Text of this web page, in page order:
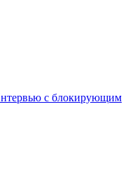
с блокирующим